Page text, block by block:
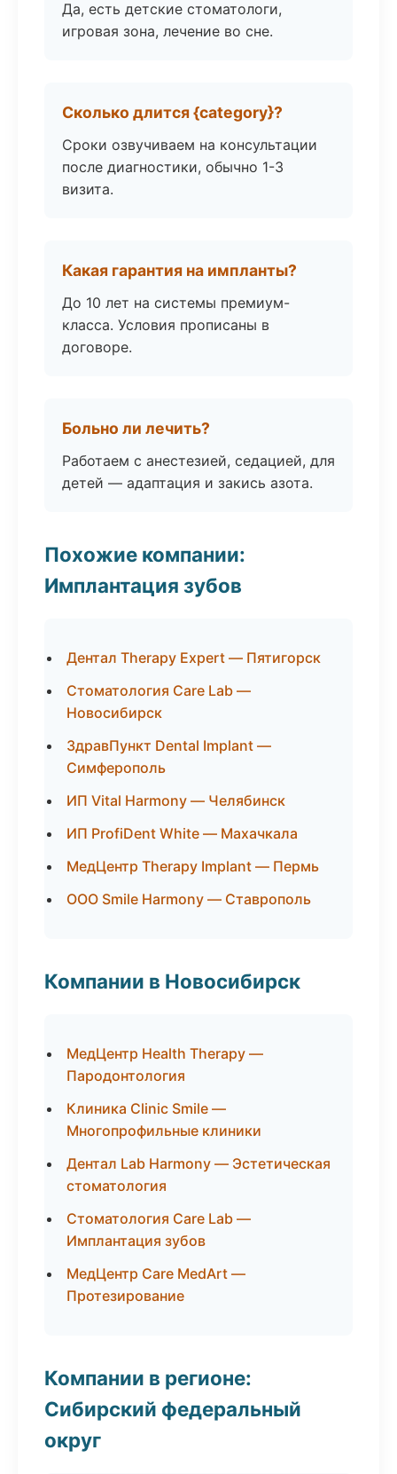
Да, есть детские стоматологи,
игровая зона, лечение во сне.
Сколько длится {category}?
Сроки озвучиваем на консультации
после диагностики, обычно 1-3
визита.
Какая гарантия на импланты?
До 10 лет на системы премиум-
класса. Условия прописаны в
договоре.
Больно ли лечить?
Работаем с анестезией, седацией, для
детей — адаптация и закись азота.
Похожие компании:
Имплантация зубов
Дентал Therapy Expert — Пятигорск
Стоматология Care Lab —
Новосибирск
ЗдравПункт Dental Implant —
Симферополь
ИП Vital Harmony — Челябинск
ИП ProfiDent White — Махачкала
МедЦентр Therapy Implant — Пермь
ООО Smile Harmony — Ставрополь
Компании в Новосибирск
МедЦентр Health Therapy —
Пародонтология
Клиника Clinic Smile —
Многопрофильные клиники
Дентал Lab Harmony — Эстетическая
стоматология
Стоматология Care Lab —
Имплантация зубов
МедЦентр Care MedArt —
Протезирование
Компании в регионе:
Сибирский федеральный
округ